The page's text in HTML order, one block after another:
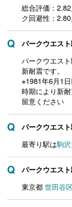
総合評価：
ク回避性：2.80
パークウエス
パークウエス
新耐震です。
※1981年6月1
時期により新
留意ください
パークウエス
最寄り駅は駒
パークウエス
東京都 世田谷